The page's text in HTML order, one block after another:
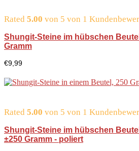
Rated 5.00 von 5 von 1
Shungit-Steine im hübschen
Gramm
€9,99
Rated 5.00 von 5 von 1
Shungit-Steine im hübschen
±250 Gramm - poliert